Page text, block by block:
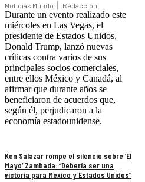
Noticias Mundo Redacción
Durante un evento realizado este
miércoles en Las Vegas, el
presidente de Estados Unidos,
Donald Trump, lanzó nuevas
críticas contra varios de sus
principales socios comerciales,
entre ellos México y Canadá, al
afirmar que durante años se
beneficiaron de acuerdos que,
según él, perjudicaron a la
economía estadounidense.
Ken Salazar rompe el silencio sobre ‘El
Mayo’ Zambada: “Debería ser una
victoria para México y Estados Unidos”